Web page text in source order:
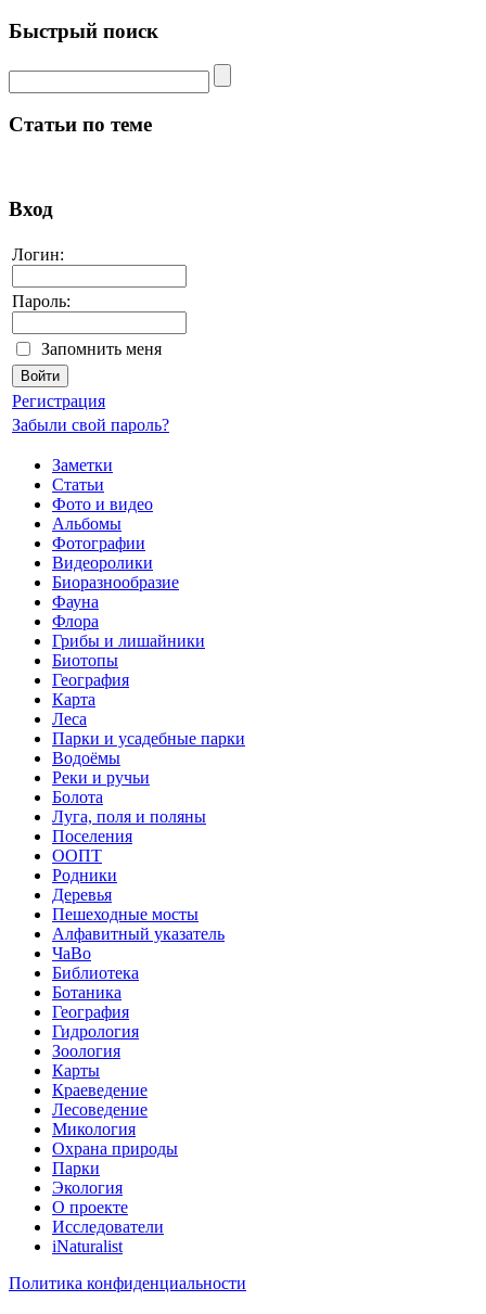
Быстрый поиск
Статьи по теме
Вход
Логин:
Пароль:
Запомнить меня
Регистрация
Забыли свой пароль?
Заметки
Статьи
Фото и видео
Альбомы
Фотографии
Видеоролики
Биоразнообразие
Фауна
Флора
Грибы и лишайники
Биотопы
География
Карта
Леса
Парки и усадебные парки
Водоёмы
Реки и ручьи
Болота
Луга, поля и поляны
Поселения
ООПТ
Родники
Деревья
Пешеходные мосты
Алфавитный указатель
ЧаВо
Библиотека
Ботаника
География
Гидрология
Зоология
Карты
Краеведение
Лесоведение
Микология
Охрана природы
Парки
Экология
О проекте
Исследователи
iNaturalist
Политика конфиденциальности